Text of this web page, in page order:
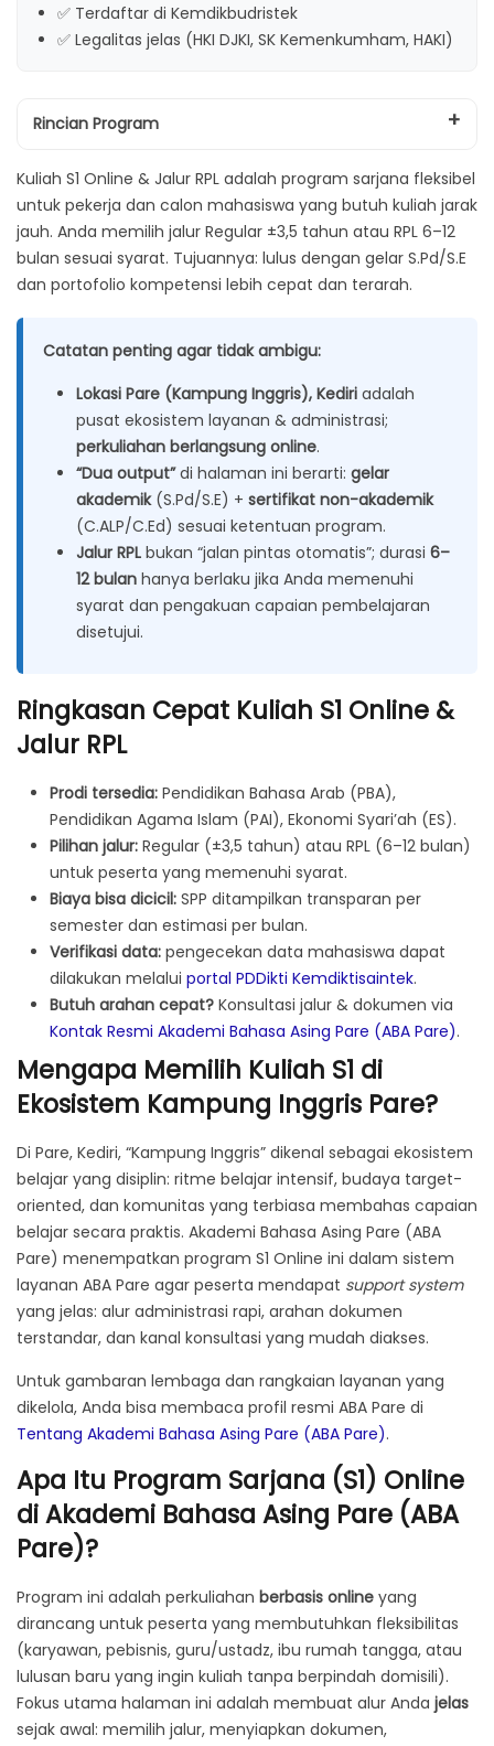
Syarat Khusus Jalur RPL
Rincian Biaya Pendaftaran & SPP 2026/2027
Legalitas Penyelagara
(ABA Pare)
FAQ – Kuliah S1 Online & Jalur RPL ABA
Siap Mulai Kuliah S1 Online atau Jalur RPL?
✅ Terdaftar di Kemdikbudristek
✅ Legalitas jelas (HKI DJKI, SK Kemenkumham, HAKI)
Rincian Program
Kuliah S1 Online & Jalur RPL adalah program sarjana fleksibel
untuk pekerja dan calon mahasiswa yang butuh kuliah jarak
jauh. Anda memilih jalur Regular ±3,5 tahun atau RPL 6–12
bulan sesuai syarat. Tujuannya: lulus dengan gelar S.Pd/S.E
dan portofolio kompetensi lebih cepat dan terarah.
Catatan penting agar tidak ambigu:
Lokasi Pare (Kampung Inggris), Kediri adalah
pusat ekosistem layanan & administrasi;
perkuliahan berlangsung online.
“Dua output”di halaman ini berarti: gelar
akademik(S.Pd/S.E) + sertifikat non-akademik
(C.ALP/C.Ed) sesuai ketentuan program.
Jalur RPL bukan “jalan pintas otomatis”; durasi 6–
12 bulan hanya berlaku jika Anda memenuhi
syarat dan pengakuan capaian pembelajaran
disetujui.
Ringkasan Cepat Kuliah S1 Online &
Jalur RPL
Prodi tersedia: Pendidikan Bahasa Arab (PBA),
Pendidikan Agama Islam (PAI), Ekonomi Syari’ah (ES).
Pilihan jalur: Regular (±3,5 tahun) atau RPL (6–12 bulan)
untuk peserta yang memenuhi syarat.
Biaya bisa dicicil: SPP ditampilkan transparan per
semester dan estimasi per bulan.
Verifikasi data: pengecekan data mahasiswa dapat
dilakukan melalui portal PDDikti Kemdiktisaintek.
Butuh arahan cepat? Konsultasi jalur & dokumen via
Kontak Resmi Akademi Bahasa Asing Pare (ABA Pare).
Mengapa Memilih Kuliah S1 di
Ekosistem Kampung Inggris Pare?
Di Pare, Kediri, “Kampung Inggris” dikenal sebagai ekosistem
belajar yang disiplin: ritme belajar intensif, budaya target-
oriented, dan komunitas yang terbiasa membahas capaian
belajar secara praktis. Akademi Bahasa Asing Pare (ABA
Pare) menempatkan program S1 Online ini dalam sistem
layanan ABA Pare agar peserta mendapat support system
yang jelas: alur administrasi rapi, arahan dokumen
terstandar, dan kanal konsultasi yang mudah diakses.
Untuk gambaran lembaga dan rangkaian layanan yang
dikelola, Anda bisa membaca profil resmi ABA Pare di
Tentang Akademi Bahasa Asing Pare (ABA Pare).
Apa Itu Program Sarjana (S1) Online
di Akademi Bahasa Asing Pare (ABA
Pare)?
Program ini adalah perkuliahan berbasis online yang
dirancang untuk peserta yang membutuhkan fleksibilitas
(karyawan, pebisnis, guru/ustadz, ibu rumah tangga, atau
lulusan baru yang ingin kuliah tanpa berpindah domisili).
Fokus utama halaman ini adalah membuat alur Anda jelas
sejak awal: memilih jalur, menyiapkan dokumen,